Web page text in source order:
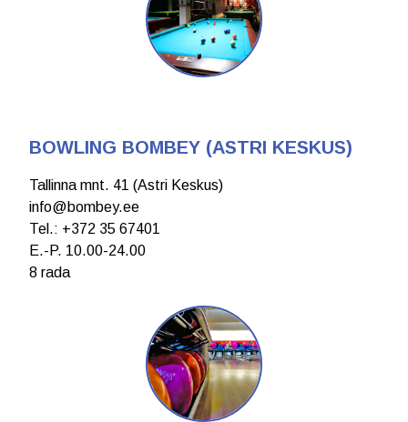
BOWLING BOMBEY (ASTRI KESKUS)
Tallinna mnt. 41 (Astri Keskus)
info@bombey.ee
Теl.: +372 35 67401
E.-P. 10.00-24.00
8 rada